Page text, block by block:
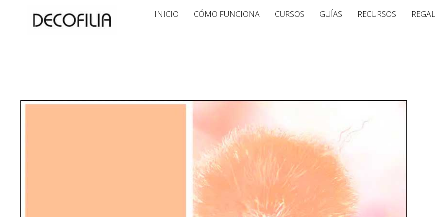
INICIO CÓMO FUNCIONA CURSOS GUÍAS RECURSOS